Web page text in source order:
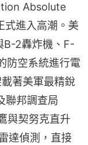
Absolute
式進入高潮。美
B-2轟炸機、F-
防空系統進行電
著美軍最精銳
聯邦調查局
與契努克直升
達偵測，直接